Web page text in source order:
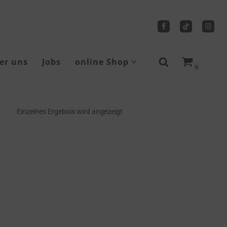
uns Jobs online Shop
Tragbare Seilwinden
0
Einzelnes Ergebnis wird angezeigt